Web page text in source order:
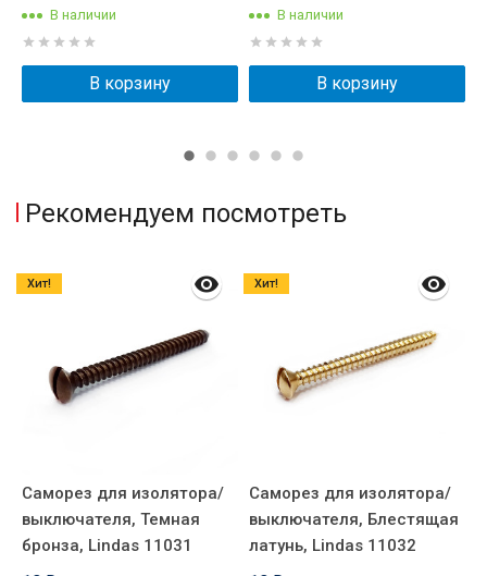
В наличии
В корзину
В наличии
В корзину
Рекомендуем посмотреть
Саморез для изолятора/
выключателя, Темная
бронза, Lindas 11031
Хит!
Саморез для изолятора/
выключателя, Блестящая
латунь, Lindas 11032
Хит!